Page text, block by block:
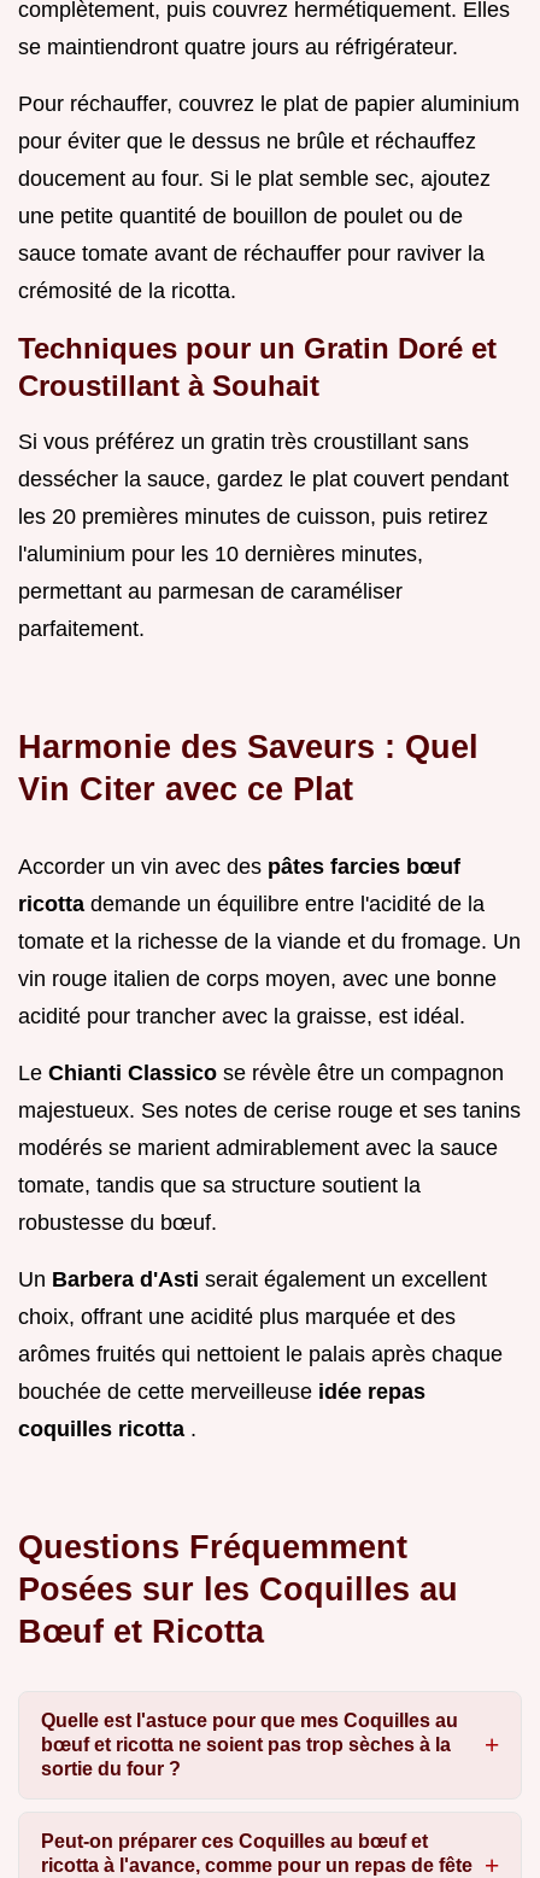
complètement, puis couvrez hermétiquement. Elles
se maintiendront quatre jours au réfrigérateur.
Pour réchauffer, couvrez le plat de papier aluminium
pour éviter que le dessus ne brûle et réchauffez
doucement au four. Si le plat semble sec, ajoutez
une petite quantité de bouillon de poulet ou de
sauce tomate avant de réchauffer pour raviver la
crémosité de la ricotta.
Techniques pour un Gratin Doré et
Croustillant à Souhait
Si vous préférez un gratin très croustillant sans
dessécher la sauce, gardez le plat couvert pendant
les 20 premières minutes de cuisson, puis retirez
l'aluminium pour les 10 dernières minutes,
permettant au parmesan de caraméliser
parfaitement.
Harmonie des Saveurs : Quel
Vin Citer avec ce Plat
Accorder un vin avec des pâtes farcies bœuf
ricotta demande un équilibre entre l'acidité de la
tomate et la richesse de la viande et du fromage. Un
vin rouge italien de corps moyen, avec une bonne
acidité pour trancher avec la graisse, est idéal.
Le Chianti Classico se révèle être un compagnon
majestueux. Ses notes de cerise rouge et ses tanins
modérés se marient admirablement avec la sauce
tomate, tandis que sa structure soutient la
robustesse du bœuf.
Un Barbera d'Asti serait également un excellent
choix, offrant une acidité plus marquée et des
arômes fruités qui nettoient le palais après chaque
bouchée de cette merveilleuse idée repas
coquilles ricotta .
Questions Fréquemment
Posées sur les Coquilles au
Bœuf et Ricotta
Quelle est l'astuce pour que mes Coquilles au
bœuf et ricotta ne soient pas trop sèches à la
sortie du four ?
Peut-on préparer ces Coquilles au bœuf et
ricotta à l'avance, comme pour un repas de fête